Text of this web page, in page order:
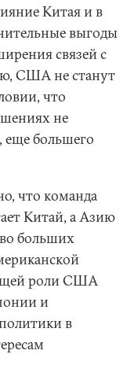
Китая и в
выгоды
связей с
США не станут
что
не
еще большего
что команда
Китай, а Азию
больших
роли США
и
в